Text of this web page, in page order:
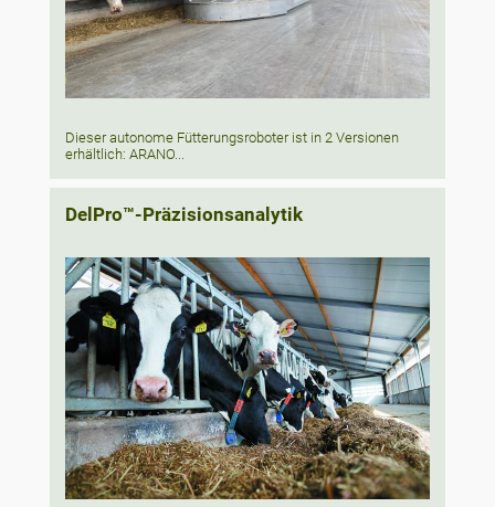
Dieser autonome Fütterungsroboter ist in 2 Versionen
erhältlich: ARANO...
DelPro™-Präzisionsanalytik